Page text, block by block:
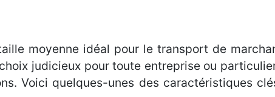
moyenne idéal pour le transport de
judicieux pour toute entreprise ou
Voici quelques-unes des caractéristiques